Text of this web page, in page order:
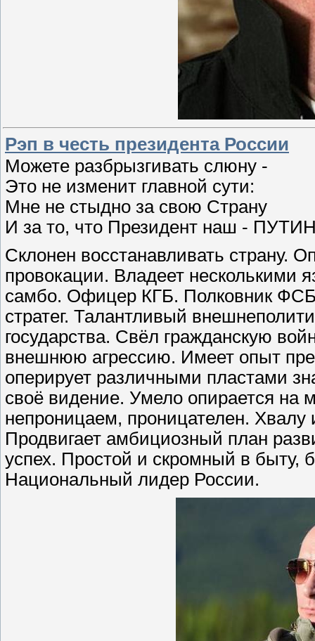
Рэп в честь президента России
Можете разбрызгивать слюну -
Это не изменит главной сути:
Мне не стыдно за свою Страну
И за то, что Президент наш -
Склонен восстанавливать страну.
провокации. Владеет
самбо. Офицер КГБ. Полковник
стратег. Талантливый
государства. Свёл гражданскую
внешнюю агрессию. Имеет опыт
оперирует различными пластами
своё видение. Умело опирается на
непроницаем, проницателен.
Продвигает амбициозный план
успех. Простой и скромный в
Национальный лидер России.